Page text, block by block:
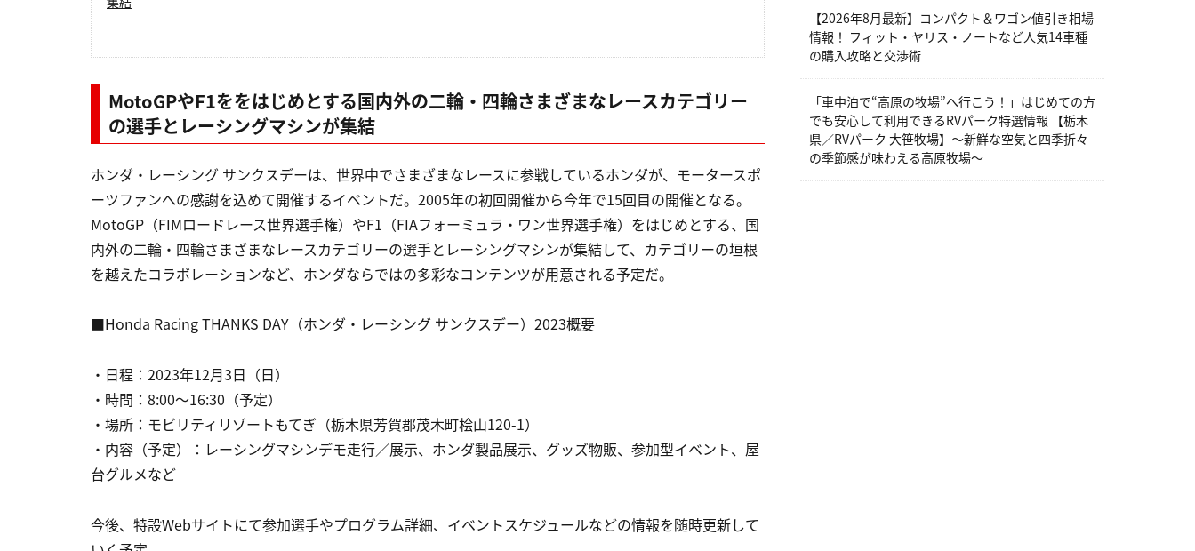
MotoGPやF1ををはじめとする国内外の二輪・四輪さまざまなレースカテゴリー
の選手とレーシングマシンが集結
ホンダ・レーシング サンクスデーは、世界中でさまざまなレースに参戦しているホンダが、モータースポ
ーツファンへの感謝を込めて開催するイベントだ。2005年の初回開催から今年で15回目の開催となる。
MotoGP（FIMロードレース世界選手権）やF1（FIAフォーミュラ・ワン世界選手権）をはじめとする、国
内外の二輪・四輪さまざまなレースカテゴリーの選手とレーシングマシンが集結して、カテゴリーの垣根
を越えたコラボレーションなど、ホンダならではの多彩なコンテンツが用意される予定だ。
■Honda Racing THANKS DAY（ホンダ・レーシング サンクスデー）2023概要
・日程：2023年12月3日（日）
・時間：8:00～16:30（予定）
・場所：モビリティリゾートもてぎ（栃木県芳賀郡茂木町桧山120-1）
・内容（予定）：レーシングマシンデモ走行／展示、ホンダ製品展示、グッズ物販、参加型イベント、屋
台グルメなど
今後、特設Webサイトにて参加選手やプログラム詳細、イベントスケジュールなどの情報を随時更新して
【2026年8月最新】コンパクト＆ワゴン値引き相場
情報！ フィット・ヤリス・ノートなど人気14車種
の購入攻略と交渉術
「車中泊で“高原の牧場”へ行こう！」はじめての方
でも安心して利用できるRVパーク特選情報 【栃木
県／RVパーク 大笹牧場】～新鮮な空気と四季折々
の季節感が味わえる高原牧場～